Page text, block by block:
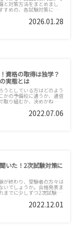
と対策方法をまとめまし
めの、各試験対策に合っ
2026.01.28
資格の取得は独学？
実態とは
うとしている方はどのよう
かの予備校に通うか、通信
取り組むか、決めかねてい
でしょうか。今回、通訳案
アンケートを取り、一次試
をしたのかをご紹介しま
2022.07.06
いた！2次試験対策に
が終わり、受験者の方々は
いでしょうか。合格発表ま
までに少しずつ2次試験対
際に口述試験対策で使って
本がありすぎて色々手をつ
2022.12.01